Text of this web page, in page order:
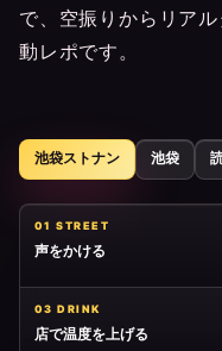
で、空振りからリア
動レポです。
池袋ストナン 池袋
01 STREET
声をかける
03 DRINK
店で温度を上げる